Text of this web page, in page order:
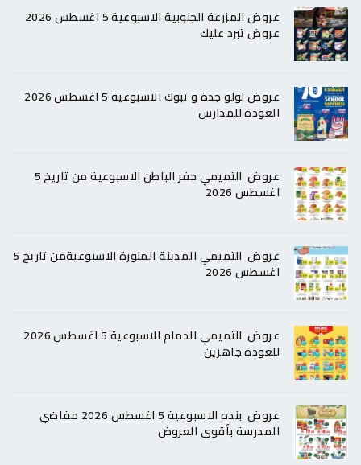
عروض المزرعة الجنوبية الاسبوعية 5 اغسطس 2026
عروض تبرد عليك
عروض لولو جدة و تبوك الاسبوعية 5 اغسطس 2026
العودة للمدارس
عروض التميمي حفر الباطن الاسبوعية من تاريخ 5
اغسطس 2026
عروض التميمي المدينة المنورة الاسبوعيةمن تاريخ 5
اغسطس 2026
عروض التميمي الدمام الاسبوعية 5 اغسطس 2026
للعودة جاهزين
عروض بنده الاسبوعية 5 اغسطس 2026 مقاضي
المدرسة بأقوى العروض